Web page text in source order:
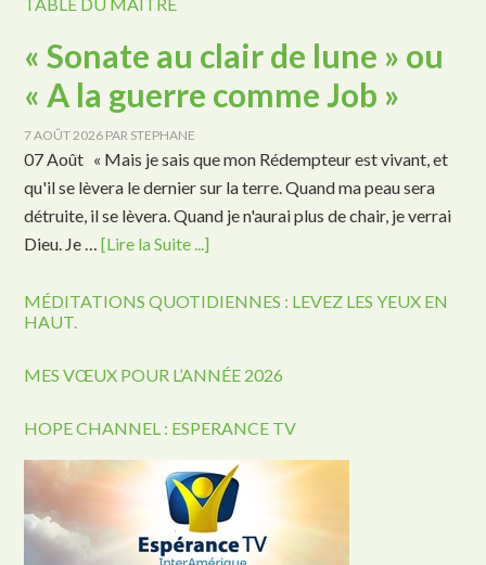
« Sonate au clair de lune » ou
« A la guerre comme Job »
7 AOÛT 2026 PAR STEPHANE
07 Août « Mais je sais que mon Rédempteur est vivant, et
qu'il se lèvera le dernier sur la terre. Quand ma peau sera
détruite, il se lèvera. Quand je n'aurai plus de chair, je verrai
Dieu. Je …[Lire la Suite ...]
MÉDITATIONS QUOTIDIENNES : LEVEZ LES YEUX EN
HAUT.
MES VŒUX POUR L’ANNÉE 2026
HOPE CHANNEL : ESPERANCE TV